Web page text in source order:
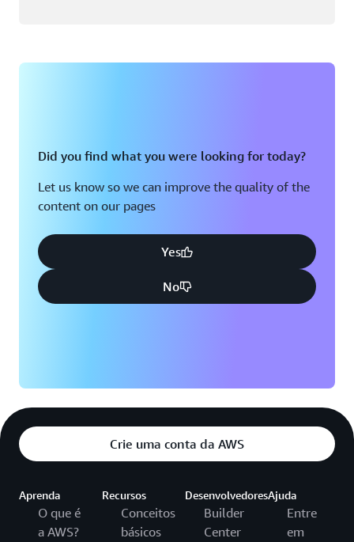
Did you find what you were looking for today?
Let us know so we can improve the quality of the
content on our pages
Yes
No
Crie uma conta da AWS
Aprenda
O que é
a AWS?
Recursos
Conceitos
básicos
Desenvolvedores
Builder
Center
Ajuda
Entre
em